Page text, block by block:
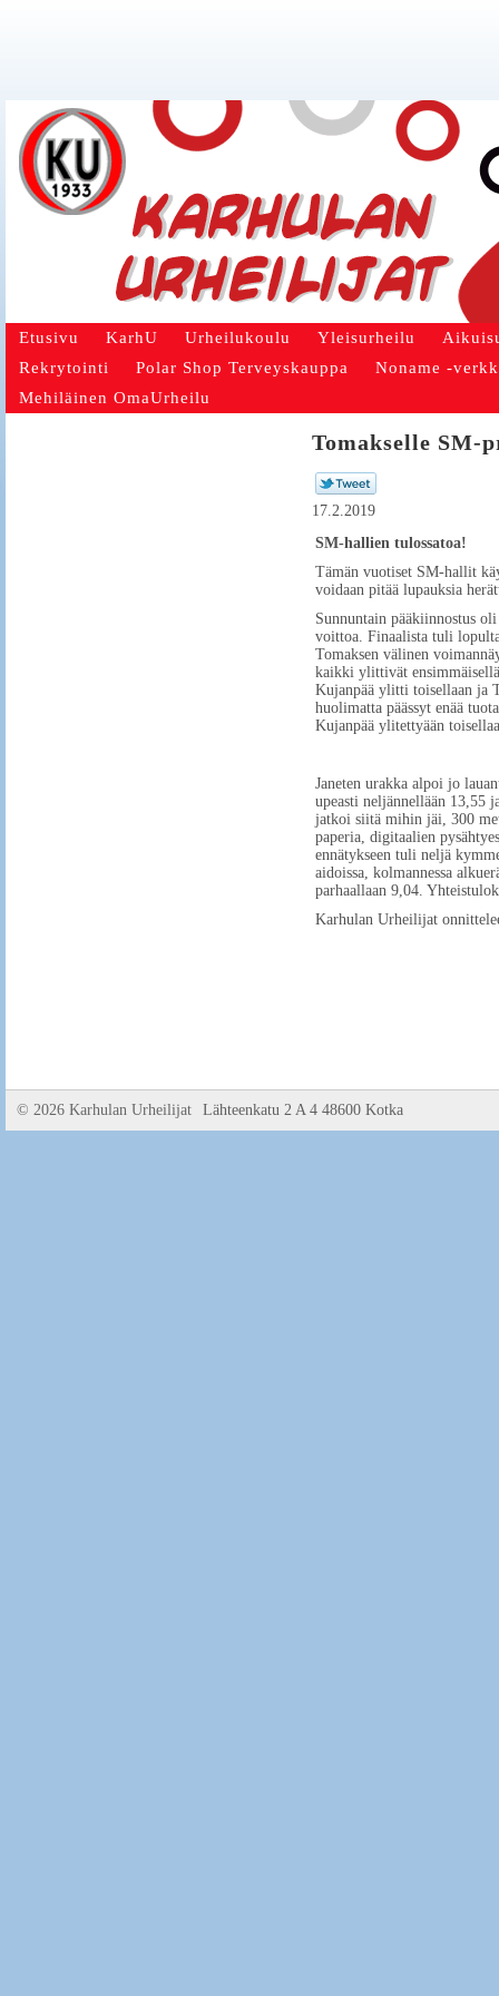
Etusivu KarhU Urheilukoulu Yleisurheilu
Rekrytointi
Polar Shop Terveyskauppa
Noname -
Mehiläinen OmaUrheilu
Tomakselle SM-
17.2.2019
SM-hallien tulossatoa!
Tämän vuotiset SM-hallit
voidaan pitää lupauksia
Sunnuntain pääkiinnostus
voittoa. Finaalista tuli
Tomaksen välinen
kaikki ylittivät
Kujanpää ylitti toisellaan ja
huolimatta päässyt enää
Kujanpää ylitettyään
Janeten urakka alpoi jo
upeasti neljännellään 13,55
jatkoi siitä mihin jäi, 300
paperia, digitaalien
ennätykseen tuli neljä
aidoissa, kolmannessa
parhaallaan 9,04.
Karhulan Urheilijat
© 2026 Karhulan Urheilijat Lähteenkatu 2 A 4 48600 Kotka